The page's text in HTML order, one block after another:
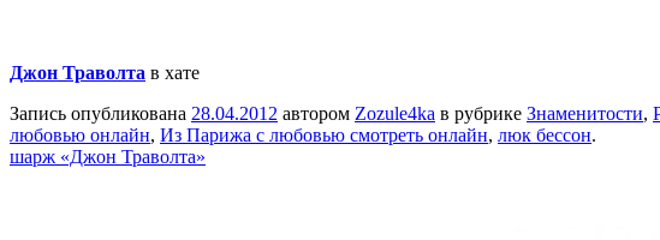
Джон Траволта в хате
Запись опубликована 28.04.2012 автором Zozule4ka в рубрике Знаменитости,
любовью онлайн, Из Парижа с любовью смотреть онлайн, люк бессон.
шарж «Джон Траволта»